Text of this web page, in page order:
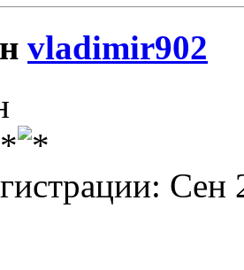
vladimir902
Сен